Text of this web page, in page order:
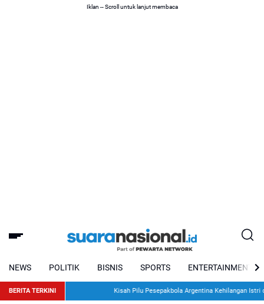
Iklan -- Scroll untuk lanjut membaca
NEWS POLITIK BISNIS SPORTS ENTERTAINMENT
BERITA TERKINI Kisah Pilu Pesepakbola Argentina Kehilangan Istri dan